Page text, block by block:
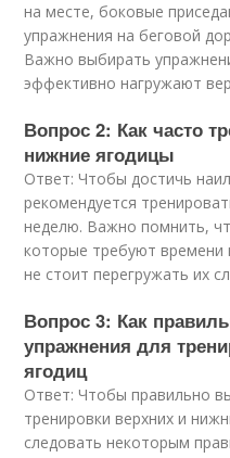
на месте, боковые
упражнения на беговой
Важно выбирать
эффективно нагружают
Вопрос 2: Как часто
нижние ягодицы
Ответ: Чтобы достичь
рекомендуется
неделю. Важно помнить,
которые требуют времени
не стоит перегружать их
Вопрос 3: Как
упражнения для
ягодиц
Ответ: Чтобы правильно
тренировки верхних и
следовать некоторым